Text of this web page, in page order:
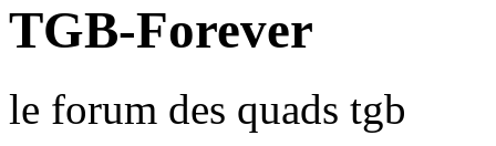
TGB-Forever
le forum des quads tgb